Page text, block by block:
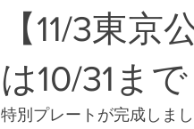
【11/3東
は10/31まで
特別プレートが完成しまし